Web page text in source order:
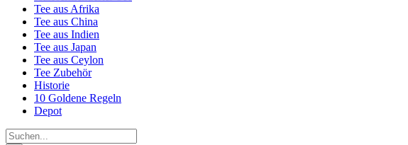
Tee aus Afrika
Tee aus China
Tee aus Indien
Tee aus Japan
Tee aus Ceylon
Tee Zubehör
Historie
10 Goldene Regeln
Depot
Suche